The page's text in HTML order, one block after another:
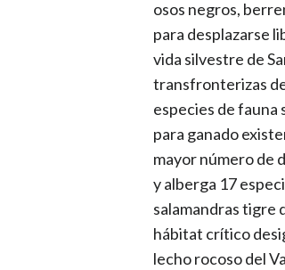
osos negros,
para desplazarse
vida silvestre de
transfronterizas
especies de fauna
para ganado
mayor número de
y alberga 17
salamandras tigre
hábitat crítico
lecho rocoso del